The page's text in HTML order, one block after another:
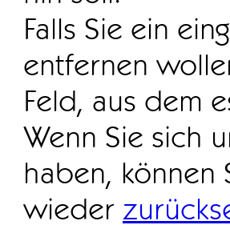
Falls Sie ein
entfernen
Feld, aus dem
Wenn Sie sich
haben, können
wieder